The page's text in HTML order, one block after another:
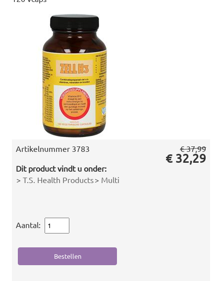
Artikelnummer 3783
Dit product vindt u onder:
> T.S. Health Products> Multi
€ 37,99
€ 32,29
Aantal: